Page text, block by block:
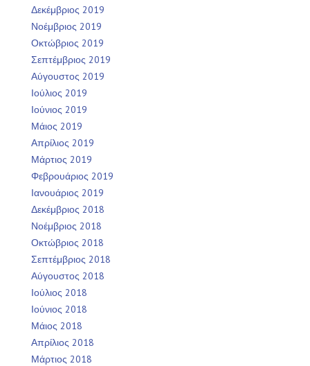
Δεκέμβριος 2019
Νοέμβριος 2019
Οκτώβριος 2019
Σεπτέμβριος 2019
Αύγουστος 2019
Ιούλιος 2019
Ιούνιος 2019
Μάιος 2019
Απρίλιος 2019
Μάρτιος 2019
Φεβρουάριος 2019
Ιανουάριος 2019
Δεκέμβριος 2018
Νοέμβριος 2018
Οκτώβριος 2018
Σεπτέμβριος 2018
Αύγουστος 2018
Ιούλιος 2018
Ιούνιος 2018
Μάιος 2018
Απρίλιος 2018
Μάρτιος 2018